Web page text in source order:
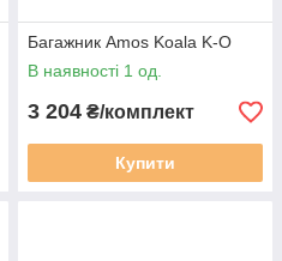
Багажник Amos Koala K-O
В наявності 1 од.
3 204 ₴/комплект
Купити